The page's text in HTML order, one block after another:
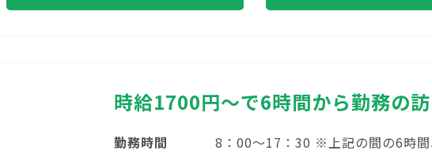
時給1700円～で6時間から勤務の
勤務時間
8：00～17：30 ※上記の間の6時